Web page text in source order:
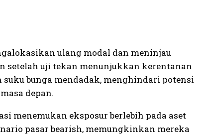
ulang modal dan meninjau
setelah uji tekan menunjukkan kerentanan
bunga mendadak, menghindari potensi
depan.
menemukan eksposur berlebih pada aset
pasar bearish, memungkinkan mereka